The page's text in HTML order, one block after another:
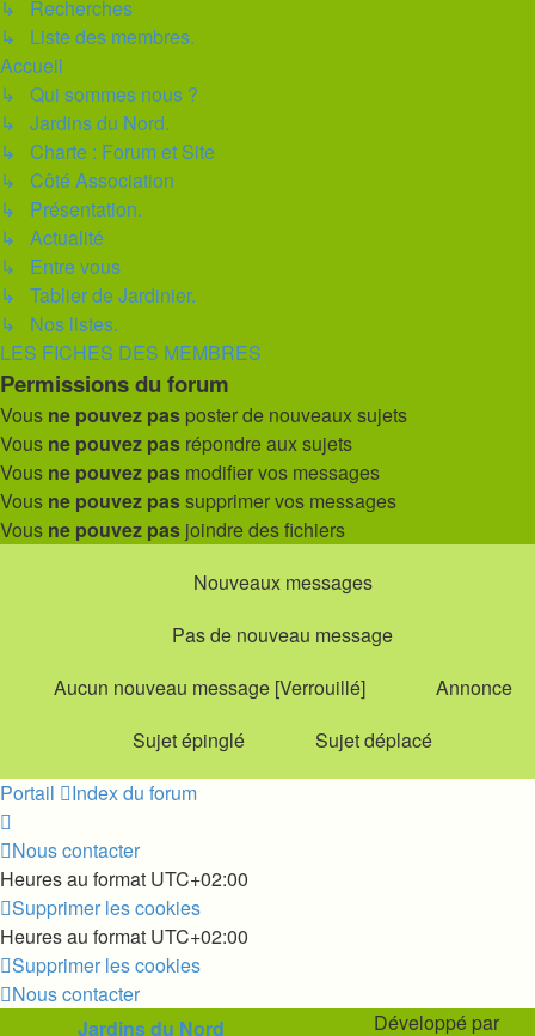
↳ Recherches
↳ Liste des membres.
Accueil
↳ Qui sommes nous ?
↳ Jardins du Nord.
↳ Charte : Forum et Site
↳ Côté Association
↳ Présentation.
↳ Actualité
↳ Entre vous
↳ Tablier de Jardinier.
↳ Nos listes.
LES FICHES DES MEMBRES
Permissions du forum
Vous ne pouvez pas poster de nouveaux sujets
Vous ne pouvez pas répondre aux sujets
Vous ne pouvez pas modifier vos messages
Vous ne pouvez passupprimer vos messages
Vous ne pouvez pas joindre des fichiers
Nouveaux messages
Pas de nouveau message
Aucun nouveau message [Verrouillé]
Annonce
Sujet épinglé
Sujet déplacé
Portail
Index du forum
Nous contacter
Heures au format UTC+02:00
Supprimer les cookies
Heures au format UTC+02:00
Supprimer les cookies
Nous contacter
Jardins du Nord
Développé par